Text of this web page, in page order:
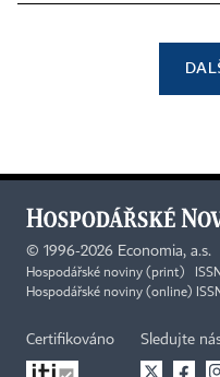
© 1996-2026 Economia, a.s.
Hospodářské noviny (print)
Hospodářské noviny (online)
Certifikováno Sledujte